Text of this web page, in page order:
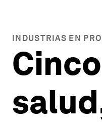
INDUSTRIAS EN